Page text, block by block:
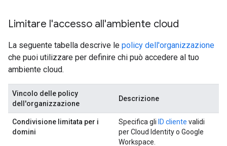
Limitare l'accesso all'ambiente cloud
La seguente tabella descrive le policy dell'organizzazione
che puoi utilizzare per definire chi può accedere al tuo
ambiente cloud.
Vincolo delle policy
dell'organizzazione
Descrizione
Condivisione limitata per i
domini
Specifica gli ID cliente validi
per Cloud Identity o Google
Workspace.